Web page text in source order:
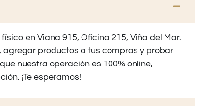
en Viana 915, Oficina 215, Viña del Mar.
agregar productos a tus compras y probar
nuestra operación es 100% online,
¡Te esperamos!